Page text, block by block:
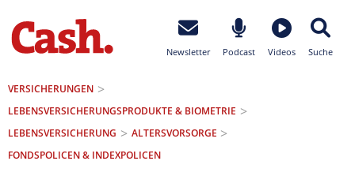
Newsletter Podcast Videos Suche
VERSICHERUNGEN
LEBENSVERSICHERUNGS­PRODUKTE & BIOMETRIE
LEBENSVERSICHERUNG
ALTERSVORSORGE
FONDSPOLICEN & INDEXPOLICEN